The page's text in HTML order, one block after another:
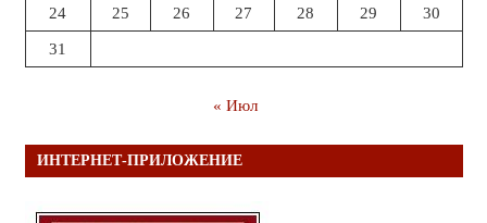
24 25 26 27 28 29 30
31
« Июл
ИНТЕРНЕТ-ПРИЛОЖЕНИЕ